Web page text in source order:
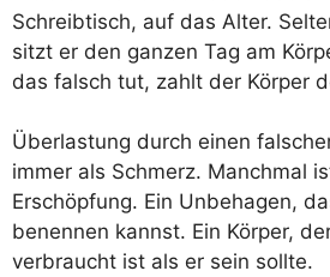
Schreibtisch, auf das Alter.
sitzt er den ganzen Tag am
das falsch tut, zahlt der Körper
Überlastung durch einen
immer als Schmerz. Manchmal
Erschöpfung. Ein Unbehagen,
benennen kannst. Ein Körper,
verbraucht ist als er sein sollte.